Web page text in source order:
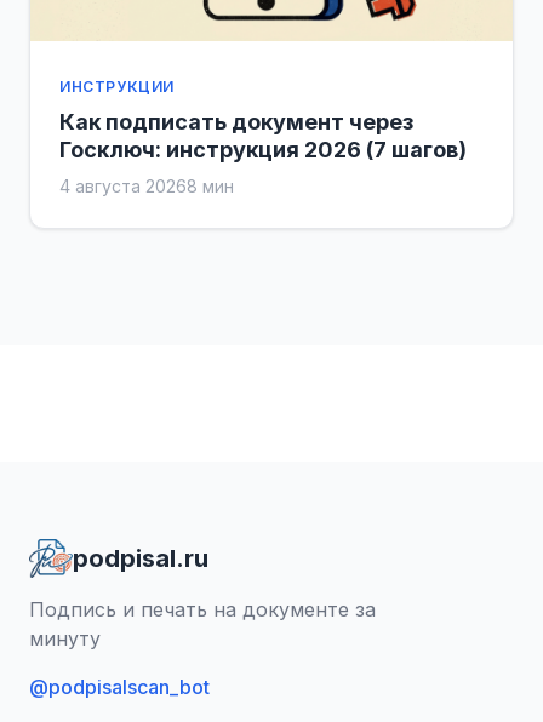
ИНСТРУКЦИИ
Как подписать документ через
Госключ: инструкция 2026 (7 шагов)
4 августа 20268 мин
podpisal.ru
Подпись и печать на документе за
минуту
@podpisalscan_bot